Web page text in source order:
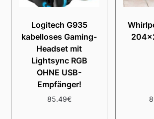
Logitech G935
kabelloses Gaming-
Headset mit
Lightsync RGB
OHNE USB-
Empfänger!
85.49€